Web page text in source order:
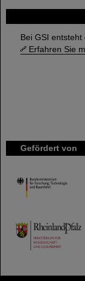
Bei GSI entsteht
Erfahren Sie
Gefördert von
HMWK
TMWWDG